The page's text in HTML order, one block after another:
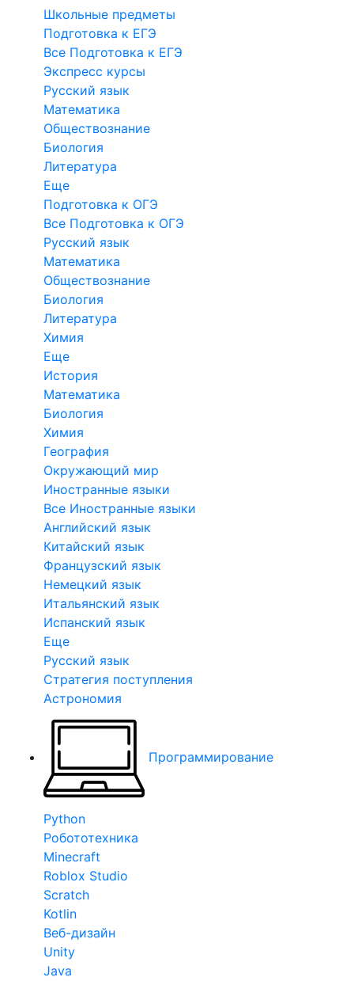
Школьные предметы
Подготовка к ЕГЭ
Все Подготовка к ЕГЭ
Экспресс курсы
Русский язык
Математика
Обществознание
Биология
Литература
Еще
Подготовка к ОГЭ
Все Подготовка к ОГЭ
Русский язык
Математика
Обществознание
Биология
Литература
Химия
Еще
История
Математика
Биология
Химия
География
Окружающий мир
Иностранные языки
Все Иностранные языки
Английский язык
Китайский язык
Французский язык
Немецкий язык
Итальянский язык
Испанский язык
Еще
Русский язык
Стратегия поступления
Астрономия
Программирование
Python
Робототехника
Minecraft
Roblox Studio
Scratch
Kotlin
Веб-дизайн
Unity
Java